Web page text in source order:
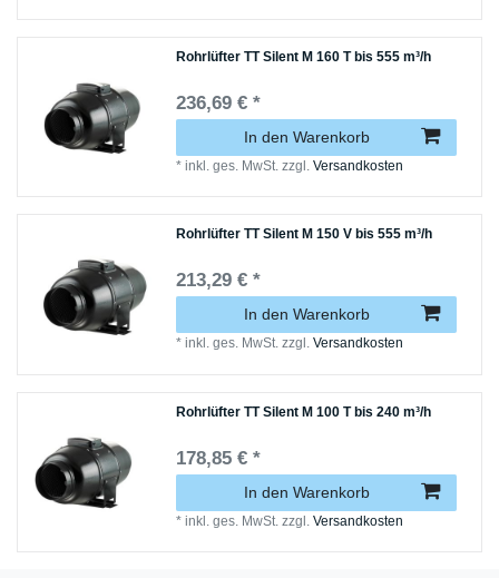
Rohrlüfter TT Silent M 160 T bis 555 m³/h
236,69 € *
In den Warenkorb
*inkl. ges. MwSt. zzgl.Versandkosten
Rohrlüfter TT Silent M 150 V bis 555 m³/h
213,29 € *
In den Warenkorb
*inkl. ges. MwSt. zzgl.Versandkosten
Rohrlüfter TT Silent M 100 T bis 240 m³/h
178,85 € *
In den Warenkorb
*inkl. ges. MwSt. zzgl.Versandkosten